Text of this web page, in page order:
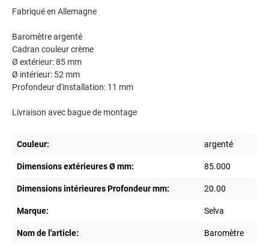
Fabriqué en Allemagne
Baromètre argenté
Cadran couleur crème
Ø extérieur: 85 mm
Ø intérieur: 52 mm
Profondeur d'installation: 11 mm
Livraison avec bague de montage
Couleur: argenté
Dimensions extérieures Ø mm: 85.000
Dimensions intérieures Profondeur mm: 20.00
Marque: Selva
Nom de l'article: Baromètre